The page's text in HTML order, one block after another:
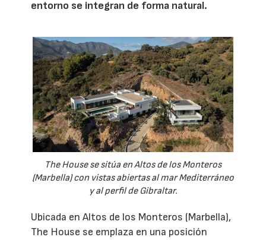
entorno se integran de forma natural.
The House se sitúa en Altos de los Monteros
(Marbella) con vistas abiertas al mar Mediterráneo
y al perfil de Gibraltar.
Ubicada en Altos de los Monteros (Marbella),
The House se emplaza en una posición